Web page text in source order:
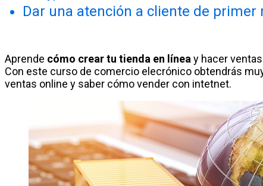
Dar una atención a cliente de primer
Aprende cómo crear tu tienda en línea y hacer
Con este curso de comercio elecrónico obtendrás
ventas online y saber cómo vender con intetnet.